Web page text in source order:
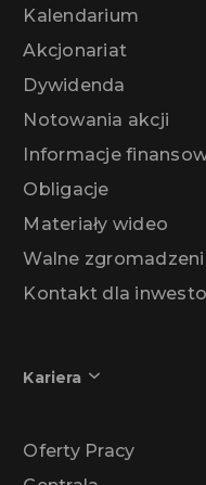
Kalendarium
Akcjonariat
Dywidenda
Notowania akcji
Informacje
Obligacje
Materiały wideo
Walne
Kontakt dla
Kariera
Oferty Pracy